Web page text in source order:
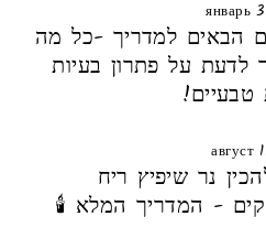
январь
הבאים למדריך -כל מה
לדעת על פתרון בעיות
טבעיים!
август
נר שיפיץ ריח
- המדריך המלא 🕯️